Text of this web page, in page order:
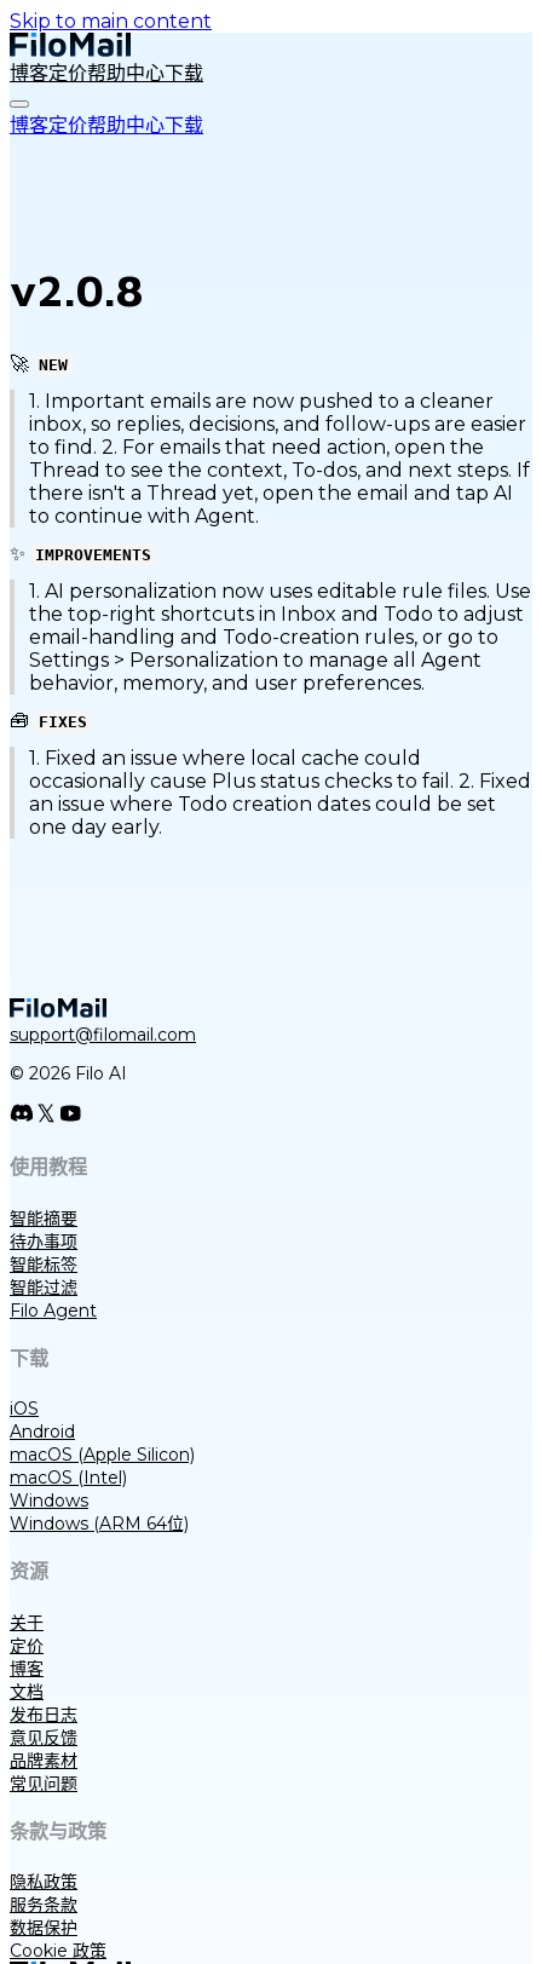
Skip to main content
博客定价帮助中心下载
博客定价帮助中心下载
v2.0.8
🚀 NEW
1. Important emails are now pushed to a cleaner
inbox, so replies, decisions, and follow-ups are easier
to find. 2. For emails that need action, open the
Thread to see the context, To-dos, and next steps. If
there isn't a Thread yet, open the email and tap AI
to continue with Agent.
✨
IMPROVEMENTS
1. AI personalization now uses editable rule files. Use
the top-right shortcuts in Inbox and Todo to adjust
email-handling and Todo-creation rules, or go to
Settings > Personalization to manage all Agent
behavior, memory, and user preferences.
🧰
FIXES
1. Fixed an issue where local cache could
occasionally cause Plus status checks to fail. 2. Fixed
an issue where Todo creation dates could be set
one day early.
support@filomail.com
© 2026 Filo AI
使用教程
智能摘要
待办事项
智能标签
智能过滤
Filo Agent
下载
iOS
Android
macOS (Apple Silicon)
macOS (Intel)
Windows
Windows (ARM 64位)
资源
关于
定价
博客
文档
发布日志
意见反馈
品牌素材
常见问题
条款与政策
隐私政策
服务条款
数据保护
Cookie 政策